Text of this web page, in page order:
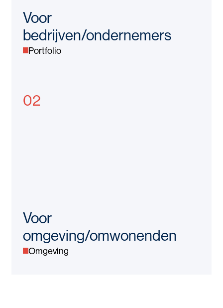
Voor
bedrijven/ondernemers
Portfolio
02
Voor
omgeving/omwonenden
Omgeving